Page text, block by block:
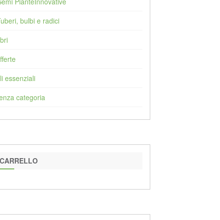
bulbi e radici
essenziali
categoria
CARRELLO